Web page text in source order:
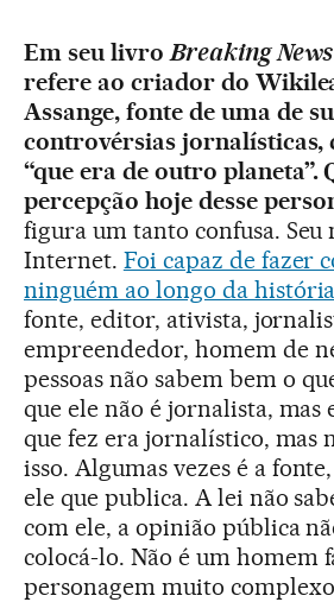
Em seu livro Breaking News
refere ao criador do
Assange, fonte de uma de
controvérsias jornalísticas,
“que era de outro planeta”.
percepção hoje desse
figura um tanto confusa. Seu
Internet. Foi capaz de fazer
ninguém ao longo da história
fonte, editor, ativista,
empreendedor, homem de
pessoas não sabem bem o
que ele não é jornalista, mas
que fez era jornalístico, mas
isso. Algumas vezes é a
ele que publica. A lei não
com ele, a opinião pública
colocá-lo. Não é um homem
personagem muito